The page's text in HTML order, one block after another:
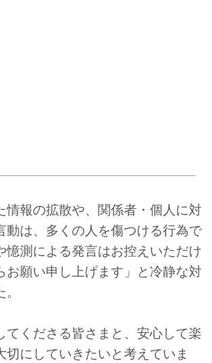
報の拡散や、関係者・個人に対
動は、多くの人を傷つける行為で
憶測による発言はお控えいただけ
お願い申し上げます」と冷静な対
くださる皆さまと、安心して楽
切にしていきたいと考えていま